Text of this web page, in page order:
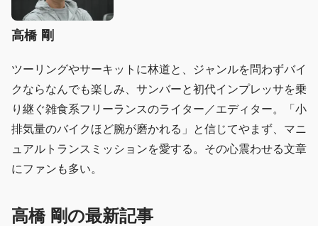
高橋 剛
ツーリングやサーキットに林道と、ジャンルを問わずバイ
クならなんでも楽しみ、サンバーと初代インプレッサを乗
り継ぐ雑食系フリーランスのライター／エディター。「小
排気量のバイクほど腕が磨かれる」と信じてやまず、マニ
ュアルトランスミッションを愛する。その心震わせる文章
にファンも多い。
高橋 剛の最新記事